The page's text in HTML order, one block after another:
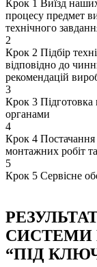
Крок 1
Виїзд
процесу предмет
технічного
2
Крок 2 Підбір
відповідно до
рекомендацій
3
Крок 3 Підготовка
органами
4
Крок 4
монтажних робіт
5
Крок 5 Сервісне
СИСТЕМИ
“ПІД